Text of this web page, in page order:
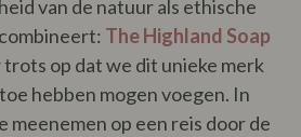
van de natuur als ethische
The Highland Soap
trots op dat we dit unieke merk
hebben mogen voegen. In
meenemen op een reis door de